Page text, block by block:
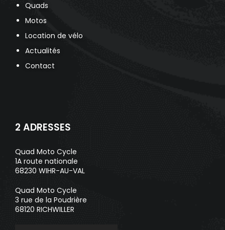
Quads
Motos
Location de vélo
Actualités
Contact
2 ADRESSES
Quad Moto Cycle
1A route nationale
68230 WIHR-AU-VAL
Quad Moto Cycle
3 rue de la Poudrière
68120 RICHWILLER